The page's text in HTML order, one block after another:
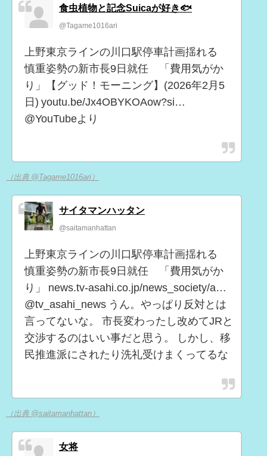
食虫植物と記念Suicaが好き🐟
@Tagame1016ari
上野東京ラインの川口駅停車計画揺れる
慎重姿勢の新市長9日就任 「費用気がか
り」【グッド！モーニング】(2026年2月5
日) youtu.be/Jx4OBYKOAow?si…
@YouTubeより
（出典 @Tagame1016ari）
サイタマンハッタン
@saitamanhattan
上野東京ラインの川口駅停車計画揺れる
慎重姿勢の新市長9日就任 「費用気がか
り」 news.tv-asahi.co.jp/news_society/a…
@tv_asahi_news うん。やっぱり反対とは
言ってないな。 市長変わったし改めてJRと
交渉するのはいい事だと思う。 しかし、移
民推進派にされたり洗礼受けまくってるな
（出典 @saitamanhattan）
女将